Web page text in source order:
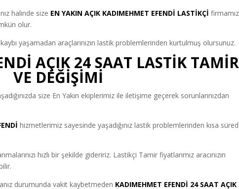
halinde size EN YAKIN AÇIK KADIMEHMET EFENDİ LASTİKÇİ
olur.
yaşamadan araçlarınızın lastik problemlerinden kurtulmuş olursunuz.
AÇIK 24 SAAT LASTİK
VE DEĞİŞİMİ
size En Yakın ekiplerimiz ile iletişime geçerek sorunlarınızdan
hizmetlerimiz sayesinde yaşadığınız lastik problemlerinden kısa
hızlı bir şekilde gideririz. Lastikçi Tamir fiyatlarımız aracınızın
durumunda vakit kaybetmeden KADIMEHMET EFENDİ 24 SAAT AÇIK